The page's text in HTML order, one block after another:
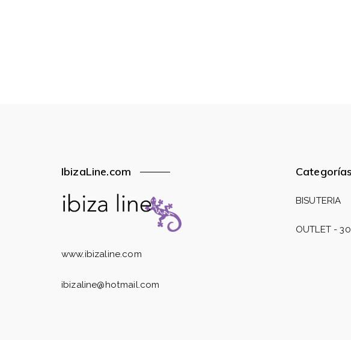
IbizaLine.com
www.ibizaline.com
ibizaline@hotmail.com
BISUTERIA
OUTLET -